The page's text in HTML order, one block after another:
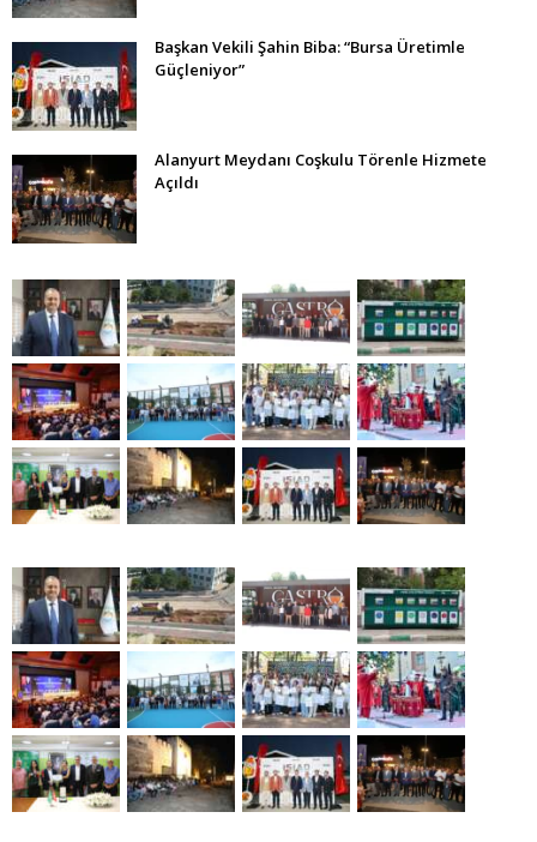
Başkan Vekili Şahin Biba: “Bursa Üretimle
Güçleniyor”
Alanyurt Meydanı Coşkulu Törenle Hizmete
Açıldı